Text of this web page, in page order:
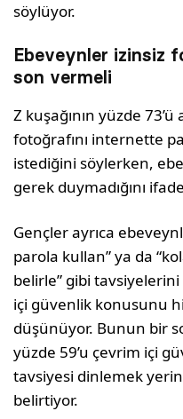
söylüyor.
Ebeveynler izinsiz
son vermeli
Z kuşağının yüzde 73’ü
fotoğrafını internette
istediğini söylerken,
gerek duymadığını
Gençler ayrıca
parola kullan” ya da
belirle” gibi
içi güvenlik konusunu
düşünüyor. Bunun bir
yüzde 59’u çevrim içi
tavsiyesi dinlemek
belirtiyor.